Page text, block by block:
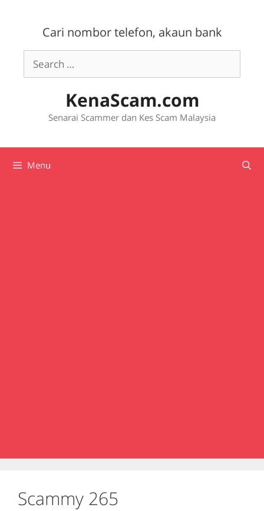
Cari nombor telefon, akaun bank
Search
for:
KenaScam.com
Senarai Scammer dan Kes Scam Malaysia
Menu
Scammy 265